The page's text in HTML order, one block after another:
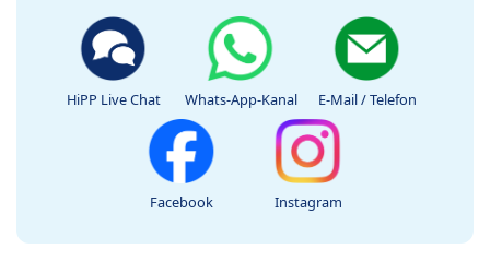
HiPP Live Chat Whats-App-Kanal E-Mail / Telefon
Facebook Instagram